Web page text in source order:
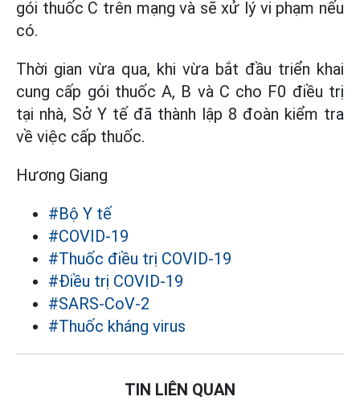
gói thuốc C trên mạng và sẽ xử lý vi phạm nếu
có.
Thời gian vừa qua, khi vừa bắt đầu triển khai
cung cấp gói thuốc A, B và C cho F0 điều trị
tại nhà, Sở Y tế đã thành lập 8 đoàn kiểm tra
về việc cấp thuốc.
Hương Giang
#Bộ Y tế
#COVID-19
#Thuốc điều trị COVID-19
#Điều trị COVID-19
#SARS-CoV-2
#Thuốc kháng virus
TIN LIÊN QUAN